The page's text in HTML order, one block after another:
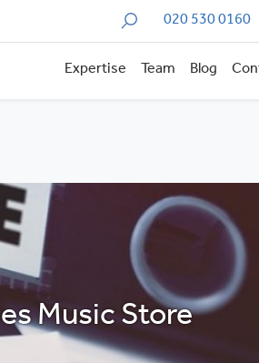
Zoeken 020 530 0160
Expertise Team Blog
Music Store